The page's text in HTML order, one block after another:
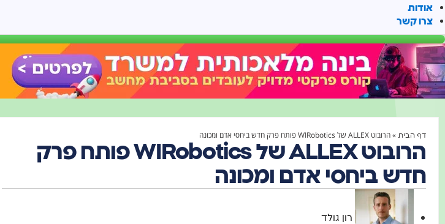
אודות
צרו קשר
דף הבית »הרובוט ALLEX של WIRobotics פותח פרק חדש ביחסי אדם ומכונה
הרובוט ALLEX של WIRobotics פותח פרק
חדש ביחסי אדם ומכונה
רון גולד